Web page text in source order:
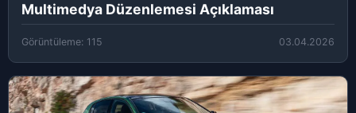
Multimedya Düzenlemesi Açıklaması
Görüntüleme: 115 03.04.2026